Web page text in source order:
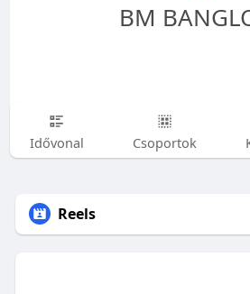
BM
Idővonal Csoportok
Reels